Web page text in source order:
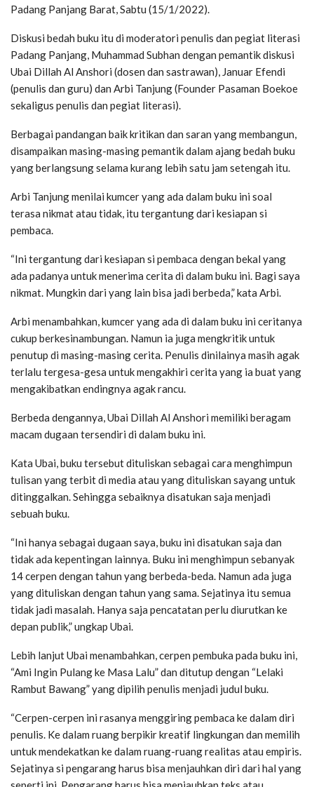
Padang Panjang Barat, Sabtu (15/1/2022).
Diskusi bedah buku itu di moderatori penulis dan pegiat literasi
Padang Panjang, Muhammad Subhan dengan pemantik diskusi
Ubai Dillah Al Anshori (dosen dan sastrawan), Januar Efendi
(penulis dan guru) dan Arbi Tanjung (Founder Pasaman Boekoe
sekaligus penulis dan pegiat literasi).
Berbagai pandangan baik kritikan dan saran yang membangun,
disampaikan masing-masing pemantik dalam ajang bedah buku
yang berlangsung selama kurang lebih satu jam setengah itu.
Arbi Tanjung menilai kumcer yang ada dalam buku ini soal
terasa nikmat atau tidak, itu tergantung dari kesiapan si
pembaca.
“Ini tergantung dari kesiapan si pembaca dengan bekal yang
ada padanya untuk menerima cerita di dalam buku ini. Bagi saya
nikmat. Mungkin dari yang lain bisa jadi berbeda,” kata Arbi.
Arbi menambahkan, kumcer yang ada di dalam buku ini ceritanya
cukup berkesinambungan. Namun ia juga mengkritik untuk
penutup di masing-masing cerita. Penulis dinilainya masih agak
terlalu tergesa-gesa untuk mengakhiri cerita yang ia buat yang
mengakibatkan endingnya agak rancu.
Berbeda dengannya, Ubai Dillah Al Anshori memiliki beragam
macam dugaan tersendiri di dalam buku ini.
Kata Ubai, buku tersebut dituliskan sebagai cara menghimpun
tulisan yang terbit di media atau yang dituliskan sayang untuk
ditinggalkan. Sehingga sebaiknya disatukan saja menjadi
sebuah buku.
“Ini hanya sebagai dugaan saya, buku ini disatukan saja dan
tidak ada kepentingan lainnya. Buku ini menghimpun sebanyak
14 cerpen dengan tahun yang berbeda-beda. Namun ada juga
yang dituliskan dengan tahun yang sama. Sejatinya itu semua
tidak jadi masalah. Hanya saja pencatatan perlu diurutkan ke
depan publik,” ungkap Ubai.
Lebih lanjut Ubai menambahkan, cerpen pembuka pada buku ini,
“Ami Ingin Pulang ke Masa Lalu” dan ditutup dengan “Lelaki
Rambut Bawang” yang dipilih penulis menjadi judul buku.
“Cerpen-cerpen ini rasanya menggiring pembaca ke dalam diri
penulis. Ke dalam ruang berpikir kreatif lingkungan dan memilih
untuk mendekatkan ke dalam ruang-ruang realitas atau empiris.
Sejatinya si pengarang harus bisa menjauhkan diri dari hal yang